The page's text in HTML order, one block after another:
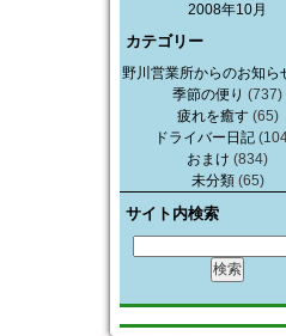
2008年10月
カテゴリー
野川営業所からのお知ら
季節の便り (737)
疲れを癒す(65)
ドライバー日記
おまけ (834)
未分類(65)
サイト内検索